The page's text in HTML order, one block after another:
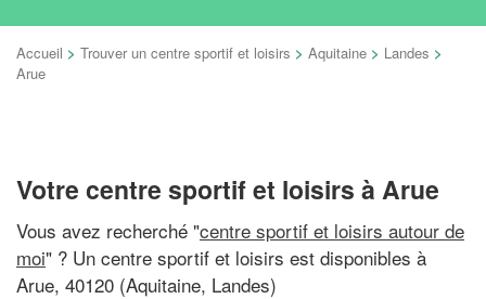
Accueil > Trouver un centre sportif et loisirs > Aquitaine > Landes >
Arue
Votre centre sportif et loisirs à Arue
Vous avez recherché "centre sportif et loisirs autour de
moi" ? Un centre sportif et loisirs est disponibles à
Arue, 40120 (Aquitaine, Landes)